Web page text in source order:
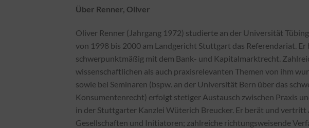
Über Renner, Oliver
Oliver Renner (Jahrgang 1972) studierte an der Universität
von 1998 bis 2000 am Landgericht Stuttgart das Referendariat. Er
schwerpunktmäßig mit dem Bank- und Kapitalmarktrecht.
wissenschaftlichen als auch praxisrelevanten Themen von ihm
sowie bei Seminaren (bspw. an der Universität Bern über das
Konsumentenrecht) erfolgt stetiger Austausch zwischen Praxis
in der Stuttgarter Kanzlei Wüterich Breucker. Er berät und vertritt
Gesellschaften und Initiatoren; zahlreiche richtungsweisende